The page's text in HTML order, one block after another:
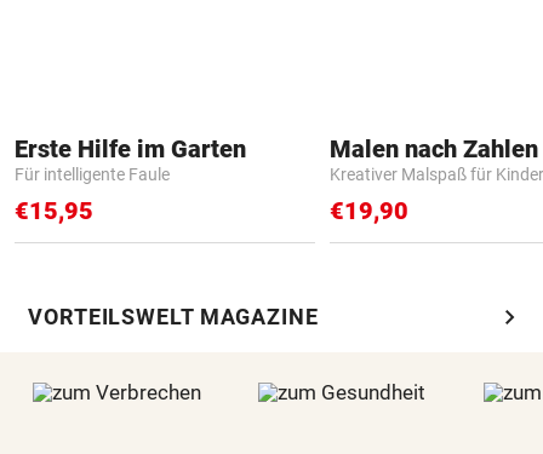
Erste Hilfe im Garten
Für intelligente Faule
€15,95
Kreativer Malspaß für Kinder
€19,90
VORTEILSWELT MAGAZINE chevron_right